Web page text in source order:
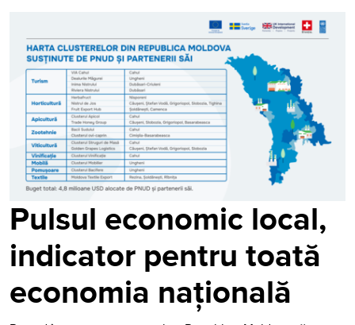
Pulsul economic local,
indicator pentru toată
economia națională